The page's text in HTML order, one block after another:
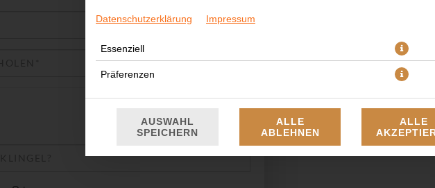
Datenschutzerklärung Impressum
Essenziell
Präferenzen
AUSWAHL
SPEICHERN
ALLE
ABLEHNEN
ALLE